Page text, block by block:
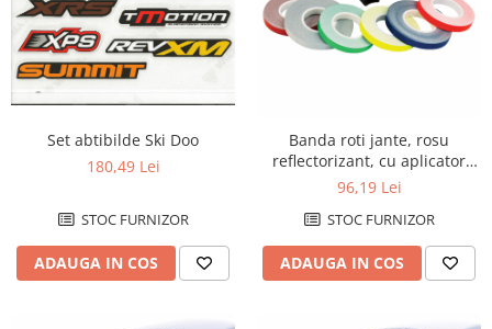
Set abtibilde Ski Doo
180,49 Lei
STOC FURNIZOR
ADAUGA IN COS
Banda roti jante, rosu
reflectorizant, cu aplicator
(lungime 6m, latime 7mm)
96,19 Lei
STOC FURNIZOR
ADAUGA IN COS